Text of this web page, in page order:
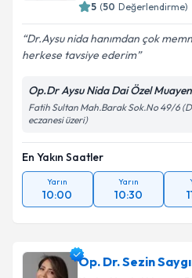
5 (50 Değerlendirme)
Dr.Aysu nida hanımdan çok
herkese tavsiye ederim
Op.Dr Aysu Nida Dai Özel
Fatih Sultan Mah.Barak Sok.No 49/6
eczanesi üzeri)
En Yakın Saatler
Yarın
10:00
Yarın
10:30
Op. Dr. Sezin